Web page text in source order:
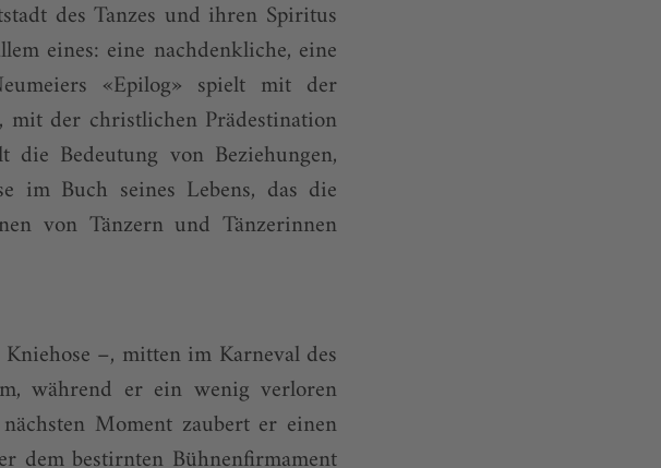
des Tanzes und ihren Spiritus
eines: eine nachdenkliche, eine
«Epilog» spielt mit der
mit der christlichen Prädestination
Bedeutung von Beziehungen,
im Buch seines Lebens, das die
von Tänzern und Tänzerinnen
–, mitten im Karneval des
während er ein wenig verloren
Moment zaubert er einen
dem bestirnten Bühnenfirmament